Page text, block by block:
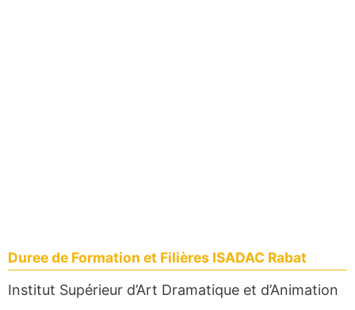
Duree de Formation et Filières ISADAC Rabat
Institut Supérieur d’Art Dramatique et d’Animation